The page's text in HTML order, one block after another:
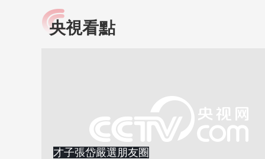
小央視頻
知識！
央視看點
才子張岱嚴選朋友圈